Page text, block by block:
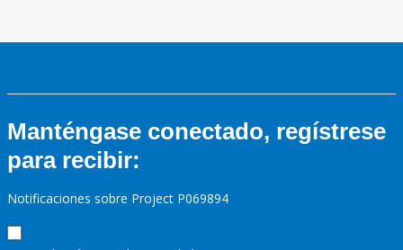
Manténgase conectado, regístrese
para recibir:
Notificaciones sobre Project P069894